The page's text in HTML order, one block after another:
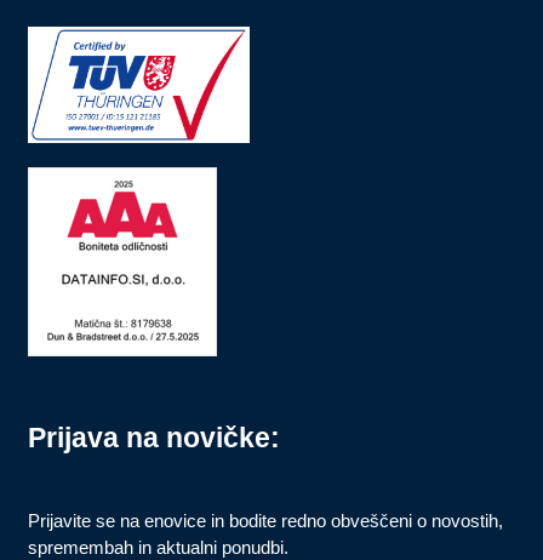
Prijava na novičke:
Prijavite se na enovice in bodite redno obveščeni o novostih,
spremembah in aktualni ponudbi.